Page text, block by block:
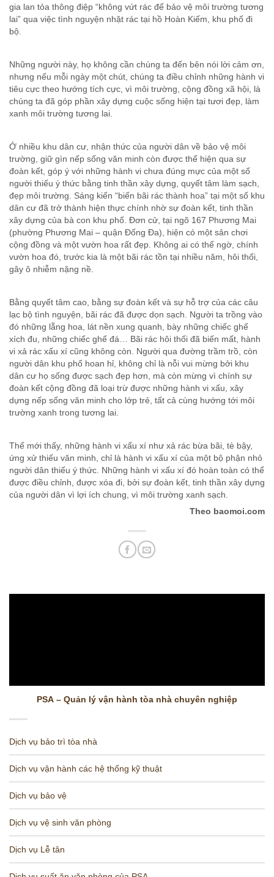
gia lan tỏa thông điệp “không vứt rác để bảo vệ môi trường tương
lai” qua việc tình nguyện nhặt rác tại hồ Hoàn Kiếm, khu phố đi
bộ.
Những người này, họ không cần chúng ta đến bên nói lời cảm ơn,
nhưng nếu mỗi ngày một chút, chúng ta điều chỉnh những hành vi
tiêu cực theo hướng tích cực, vì môi trường, cộng đồng xã hội, là
chúng ta đã góp phần xây dựng cuộc sống hiện tại tươi đẹp, làm
xanh môi trường tương lai.
Ở nhiều khu dân cư, nhận thức của người dân về bảo vệ môi
trường, giữ gìn nếp sống văn minh còn được thể hiện qua sự
đoàn kết, góp ý với những hành vi chưa đúng mực của một số
người thiếu ý thức bằng tinh thần xây dựng, quyết tâm làm sạch,
đẹp môi trường. Sáng kiến “biến bãi rác thành hoa” tại một số khu
dân cư đã trở thành hiện thực chính nhờ sự đoàn kết, tinh thần
xây dựng của bà con khu phố. Đơn cử, tại ngõ 167 Phương Mai
(phường Phương Mai – quận Đống Đa), hiện có một sân chơi
cộng đồng và một vườn hoa rất đẹp. Không ai có thể ngờ, chính
vườn hoa đó, trước kia là một bãi rác tồn tại nhiều năm, hôi thối,
gây ô nhiễm nặng nề.
Bằng quyết tâm cao, bằng sự đoàn kết và sự hỗ trợ của các câu
lạc bộ tình nguyện, bãi rác đã được dọn sạch. Người ta trồng vào
đó những lẵng hoa, lát nền xung quanh, bày những chiếc ghế
xích đu, những chiếc ghế đá… Bãi rác hôi thối đã biến mất, hành
vi xả rác xấu xí cũng không còn. Người qua đường trầm trồ, còn
người dân khu phố hoan hỉ, không chỉ là nỗi vui mừng bởi khu
dân cư họ sống được sạch đẹp hơn, mà còn mừng vì chính sự
đoàn kết cộng đồng đã loại trừ được những hành vi xấu, xây
dựng nếp sống văn minh cho lớp trẻ, tất cả cùng hướng tới môi
trường xanh trong tương lai.
Thế mới thấy, những hành vi xấu xí như xả rác bừa bãi, tè bậy,
ứng xử thiếu văn minh, chỉ là hành vi xấu xí của một bộ phận nhỏ
người dân thiếu ý thức. Những hành vi xấu xí đó hoàn toàn có thể
được điều chỉnh, được xóa đi, bởi sự đoàn kết, tinh thần xây dựng
của người dân vì lợi ích chung, vì môi trường xanh sạch.
Theo baomoi.com
PSA – Quản lý vận hành tòa nhà chuyên nghiệp
Dịch vụ bảo trì tòa nhà
Dịch vụ vận hành các hệ thống kỹ thuật
Dịch vụ bảo vệ
Dịch vụ vệ sinh văn phòng
Dịch vụ Lễ tân